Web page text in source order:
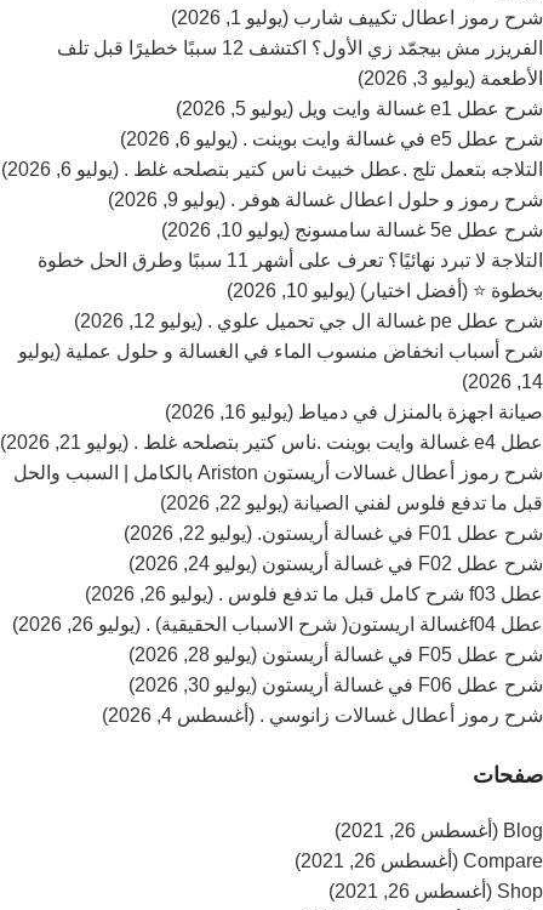
شرح رموز اعطال تكييف شارب (يوليو 1, 2026)
الفريزر مش بيجمّد زي الأول؟ اكتشف 12 سببًا خطيرًا قبل تلف
الأطعمة (يوليو 3, 2026)
شرح عطل e1 غسالة وايت ويل (يوليو 5, 2026)
شرح عطل e5 في غسالة وايت بوينت . (يوليو 6, 2026)
التلاجه بتعمل تلج .عطل خبيث ناس كتير بتصلحه غلط . (يوليو 6, 2026)
شرح رموز و حلول اعطال غسالة هوفر . (يوليو 9, 2026)
شرح عطل 5e غسالة سامسونج (يوليو 10, 2026)
التلاجة لا تبرد نهائيًا؟ تعرف على أشهر 11 سببًا وطرق الحل خطوة
بخطوة ⭐ (أفضل اختيار) (يوليو 10, 2026)
شرح عطل pe غسالة ال جي تحميل علوي . (يوليو 12, 2026)
شرح أسباب انخفاض منسوب الماء في الغسالة و حلول عملية (يوليو
14, 2026)
صيانة اجهزة بالمنزل في دمياط (يوليو 16, 2026)
عطل e4 غسالة وايت بوينت .ناس كتير بتصلحه غلط . (يوليو 21, 2026)
شرح رموز أعطال غسالات أريستون Ariston بالكامل | السبب والحل
قبل ما تدفع فلوس لفني الصيانة (يوليو 22, 2026)
شرح عطل F01 في غسالة أريستون. (يوليو 22, 2026)
شرح عطل F02 في غسالة أريستون (يوليو 24, 2026)
عطل f03 شرح كامل قبل ما تدفع فلوس . (يوليو 26, 2026)
عطل f04غسالة اريستون( شرح الاسباب الحقيقية) . (يوليو 26, 2026)
شرح عطل F05 في غسالة أريستون (يوليو 28, 2026)
شرح عطل F06 في غسالة أريستون (يوليو 30, 2026)
شرح رموز أعطال غسالات زانوسي . (أغسطس 4, 2026)
صفحات
Blog (أغسطس 26, 2021)
Compare (أغسطس 26, 2021)
Shop (أغسطس 26, 2021)